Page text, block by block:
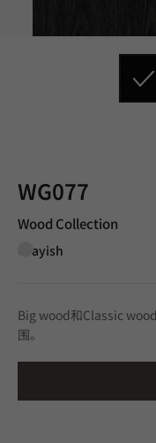
WG077
Wood Collection
Grayish
Big wood和Classic
围。